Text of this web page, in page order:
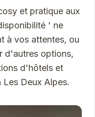
et pratique aux
' ne
à vos attentes, ou
d'autres options,
d'hôtels et
Deux Alpes.